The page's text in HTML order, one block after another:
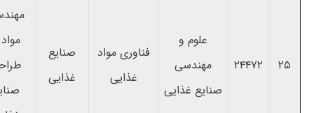
۲۵ ۲۴۴۷۲
علوم و
مهندسی
صنایع غذایی
فناوری مواد
غذایی
صنایع
غذایی